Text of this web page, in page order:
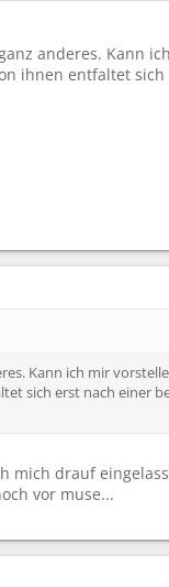
anderes. Kann
ihnen entfaltet
Kann ich mir
sich erst nach einer
mich drauf
vor muse...